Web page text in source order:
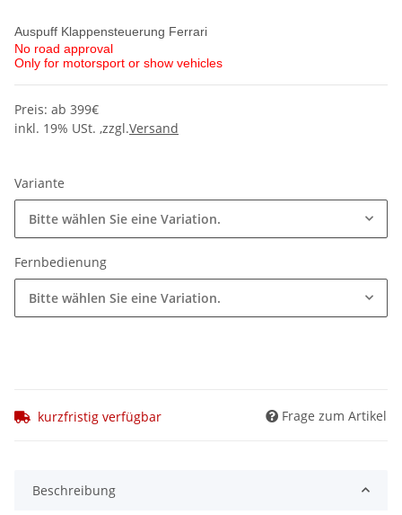
Auspuff Klappensteuerung Ferrari
No road approval
Only for motorsport or show vehicles
Preis: ab 399€
inkl. 19% USt. ,zzgl.Versand
Variante
Bitte wählen Sie eine Variation.
Fernbedienung
Bitte wählen Sie eine Variation.
kurzfristig verfügbar Frage zum Artikel
Beschreibung